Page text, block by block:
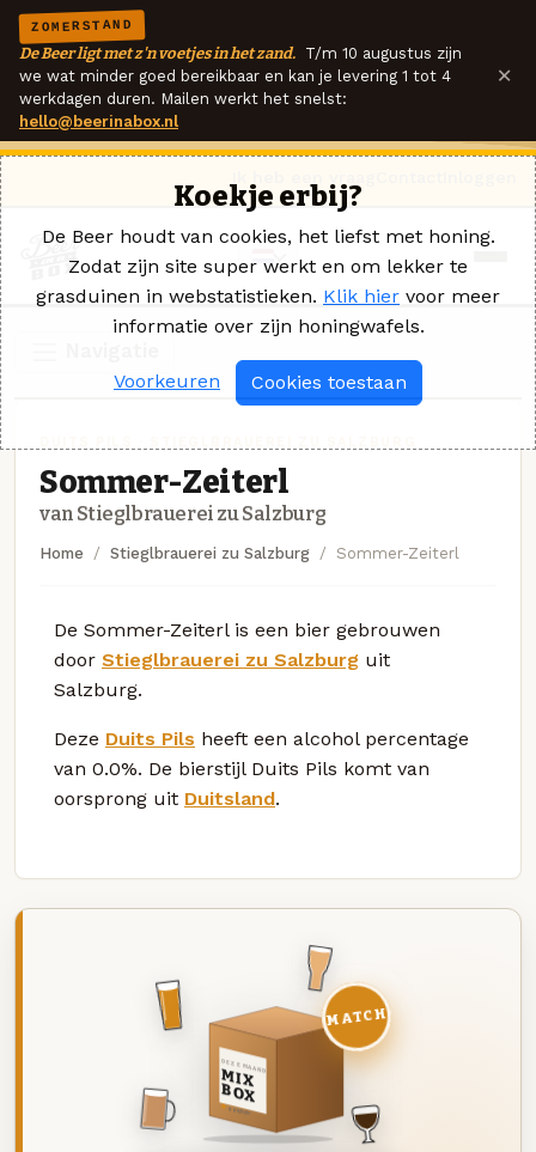
ZOMERSTAND
De Beer ligt met z'n voetjes in het zand. T/m 10 augustus zijn
we wat minder goed bereikbaar en kan je levering 1 tot 4
werkdagen duren. Mailen werkt het snelst:
hello@beerinabox.nl
×
Sommer-Zeiterl
van Stieglbrauerei zu Salzburg
Home Stieglbrauerei zu Salzburg Sommer-Zeiterl
De Sommer-Zeiterl is een bier gebrouwen
door Stieglbrauerei zu Salzburg uit
Salzburg.
Deze Duits Pils heeft een alcohol percentage
van 0.0%. De bierstijl Duits Pils komt van
oorsprong uit Duitsland.
DEZE MAAND
MIX
BOX
8 BIEREN
MATCH
Koekje erbij?
De Beer houdt van cookies, het liefst met honing.
Zodat zijn site super werkt en om lekker te
grasduinen in webstatistieken. Klik hier voor meer
informatie over zijn honingwafels.
Voorkeuren Cookies toestaan